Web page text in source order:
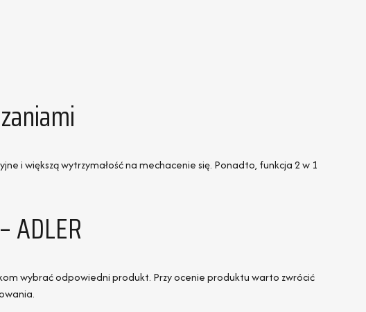
i większą wytrzymałość na mechacenie się. Ponadto, funkcja 2 w 1
ADLER
wybrać odpowiedni produkt. Przy ocenie produktu warto zwrócić